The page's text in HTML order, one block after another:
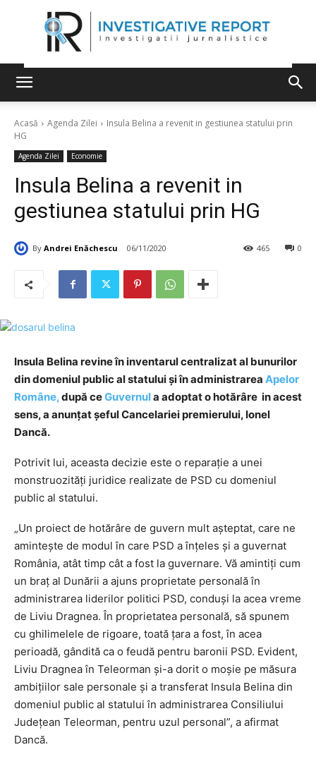
Acasă Agenda Zilei
Insula Belina a revenit in gestiunea statului prin
HG
Agenda Zilei Economie
Insula Belina a revenit in
gestiunea statului prin HG
By Andrei Enăchescu 06/11/2020 0
465
Insula Belina revine în inventarul centralizat al bunurilor
din domeniul public al statului şi în administrarea Apelor
Române,după ceGuvernula adoptat o hotărâre in acest
sens, a anunţat şeful Cancelariei premierului, Ionel
Dancă.
Potrivit lui, aceasta decizie este o reparaţie a unei
monstruozităţi juridice realizate de PSD cu domeniul
public al statului.
„Un proiect de hotărâre de guvern mult aşteptat, care ne
aminteşte de modul în care PSD a înţeles şi a guvernat
România, atât timp cât a fost la guvernare. Vă amintiţi cum
un braţ al Dunării a ajuns proprietate personală în
administrarea liderilor politici PSD, conduşi la acea vreme
de Liviu Dragnea. În proprietatea personală, să spunem
cu ghilimelele de rigoare, toată ţara a fost, în acea
perioadă, gândită ca o feudă pentru baronii PSD. Evident,
Liviu Dragnea în Teleorman şi-a dorit o moşie pe măsura
ambiţiilor sale personale şi a transferat Insula Belina din
domeniul public al statului în administrarea Consiliului
Judeţean Teleorman, pentru uzul personal”, a afirmat
Dancă.